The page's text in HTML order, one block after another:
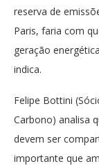
reserva de
Paris, faria com
geração
indica.
Felipe Bottini
Carbono) analisa
devem ser
importante que